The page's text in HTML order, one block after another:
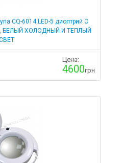
CQ-6014 LED-5 диоптрий С
БЕЛЫЙ ХОЛОДНЫЙ И ТЕПЛЫЙ
Цена:
4600грн